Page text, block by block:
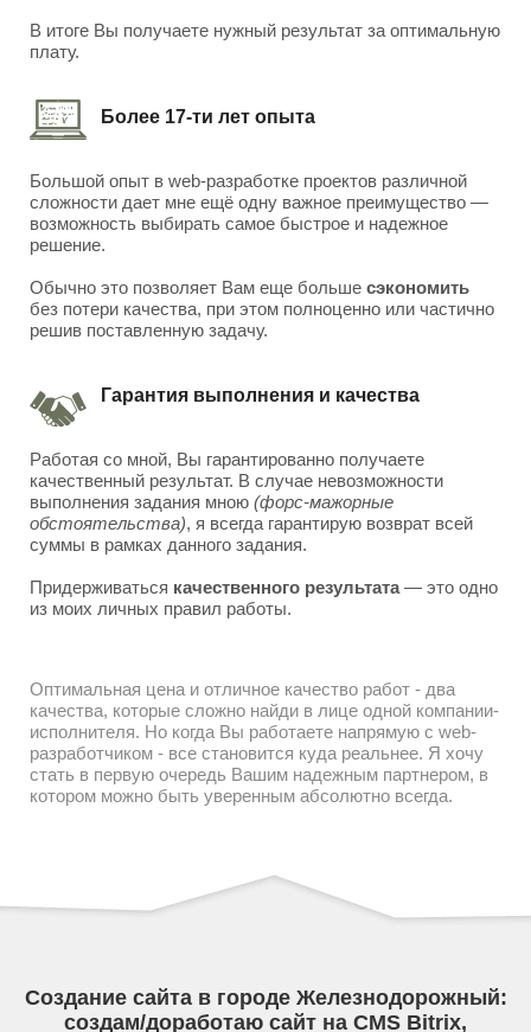
В итоге Вы получаете нужный результат за оптимальную
плату.
Более 17-ти лет опыта
Большой опыт в web-разработке проектов различной
сложности дает мне ещё одну важное преимущество —
возможность выбирать самое быстрое и надежное
решение.
Обычно это позволяет Вам еще больше сэкономить
без потери качества, при этом полноценно или частично
решив поставленную задачу.
Гарантия выполнения и качества
Работая со мной, Вы гарантированно получаете
качественный результат. В случае невозможности
выполнения задания мною (форс-мажорные
обстоятельства), я всегда гарантирую возврат всей
суммы в рамках данного задания.
Придерживаться качественного результата— это одно
из моих личных правил работы.
Оптимальная цена и отличное качество работ - два
качества, которые сложно найди в лице одной компании-
исполнителя. Но когда Вы работаете напрямую с web-
разработчиком - все становится куда реальнее. Я хочу
стать в первую очередь Вашим надежным партнером, в
котором можно быть уверенным абсолютно всегда.
Создание сайта в городе Железнодорожный:
создам/доработаю сайт на CMS Bitrix,